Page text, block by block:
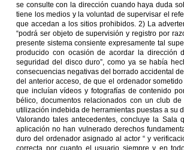
se consulte con la dirección cuando haya duda
tiene los medios y la voluntad de supervisar el
que accedan a los sitios prohibidos. 2) La
“podrá ser objeto de supervisión y registro por
presente sistema consiente expresamente tal
producido con ocasión de acordar la dirección
seguridad del disco duro”, como ya se había
consecuencias negativas del borrado accidental
del anterior acceso, de que el ordenador
que incluían vídeos y fotografías de contenido
bélico, documentos relacionados con un club
utilización indebida de herramientas puestas a su
Valorando tales antecedentes, concluye la
aplicación no han vulnerado derechos
duro del ordenador asignado al actor “ y
correcta por cuanto el usuario siempre y en